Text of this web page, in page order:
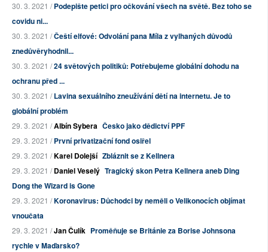
30. 3. 2021 /Podepište petici pro očkování všech na světě. Bez toho se
covidu ni...
30. 3. 2021 /Čeští elfové: Odvolání pana Míla z vylhaných důvodů
znedůvěryhodnil...
30. 3. 2021 /24 světových politiků: Potřebujeme globální dohodu na
ochranu před ...
30. 3. 2021 /Lavina sexuálního zneužívání dětí na internetu. Je to
globální problém
29. 3. 2021 /Albín Sybera Česko jako dědictví PPF
29. 3. 2021 /První privatizační fond osiřel
29. 3. 2021 /Karel Dolejší Zbláznit se z Kellnera
29. 3. 2021 /Daniel Veselý Tragický skon Petra Kellnera aneb Ding
Dong the Wizard is Gone
29. 3. 2021 /Koronavirus: Důchodci by neměli o Velikonocích objímat
vnoučata
29. 3. 2021 /Jan Čulík Proměňuje se Británie za Borise Johnsona
rychle v Maďarsko?